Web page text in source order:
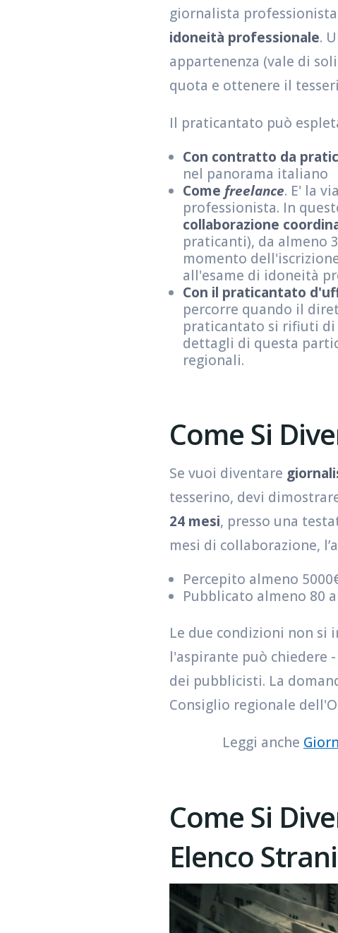
giornalista
idoneità professionale.
appartenenza (vale di
quota e ottenere il
Il praticantato può
Con contratto da
nel panorama italiano
Come freelance. E' la
professionista. In
collaborazione
praticanti), da almeno
momento
all'esame di idoneità
Con il praticantato
percorre quando il
praticantato si rifiuti di
dettagli di questa
regionali.
Come Si
Se vuoi diventare
tesserino, devi
24 mesi, presso una
mesi di collaborazione,
Percepito almeno
Pubblicato almeno 80
Le due condizioni non si
l'aspirante può chiedere
dei pubblicisti. La
Consiglio regionale
Leggi anche
Come Si
Elenco